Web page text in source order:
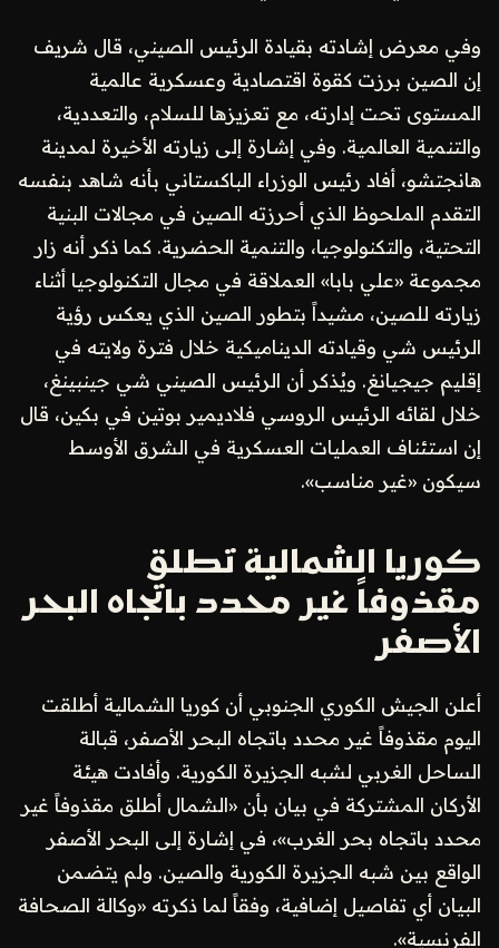
وفي معرض إشادته بقيادة الرئيس الصيني، قال شريف
إن الصين برزت كقوة اقتصادية وعسكرية عالمية
المستوى تحت إدارته، مع تعزيزها للسلام، والتعددية،
والتنمية العالمية. وفي إشارة إلى زيارته الأخيرة لمدينة
هانجتشو، أفاد رئيس الوزراء الباكستاني بأنه شاهد بنفسه
التقدم الملحوظ الذي أحرزته الصين في مجالات البنية
التحتية، والتكنولوجيا، والتنمية الحضرية. كما ذكر أنه زار
مجموعة «علي بابا» العملاقة في مجال التكنولوجيا أثناء
زيارته للصين، مشيداً بتطور الصين الذي يعكس رؤية
الرئيس شي وقيادته الديناميكية خلال فترة ولايته في
إقليم جيجيانغ. ويُذكر أن الرئيس الصيني شي جينبينغ،
خلال لقائه الرئيس الروسي فلاديمير بوتين في بكين، قال
إن استئناف العمليات العسكرية في الشرق الأوسط
سيكون «غير مناسب».
كوريا الشمالية تطلق
مقذوفاً غير محدد باتجاه البحر
الأصفر
أعلن الجيش الكوري الجنوبي أن كوريا الشمالية أطلقت
اليوم مقذوفاً غير محدد باتجاه البحر الأصفر، قبالة
الساحل الغربي لشبه الجزيرة الكورية. وأفادت هيئة
الأركان المشتركة في بيان بأن «الشمال أطلق مقذوفاً غير
محدد باتجاه بحر الغرب»، في إشارة إلى البحر الأصفر
الواقع بين شبه الجزيرة الكورية والصين. ولم يتضمن
البيان أي تفاصيل إضافية، وفقاً لما ذكرته «وكالة الصحافة
الفرنسية».